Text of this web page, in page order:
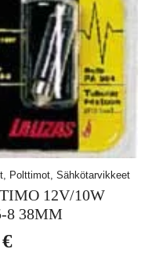
Polttimot, Sähkötarvikkeet
12V/10W
8 38MM
€